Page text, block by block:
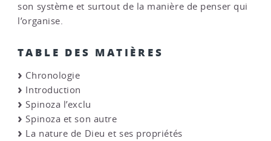
son système et surtout de la manière de penser qui
l’organise.
TABLE DES MATIÈRES
Chronologie
Introduction
Spinoza l’exclu
Spinoza et son autre
La nature de Dieu et ses propriétés